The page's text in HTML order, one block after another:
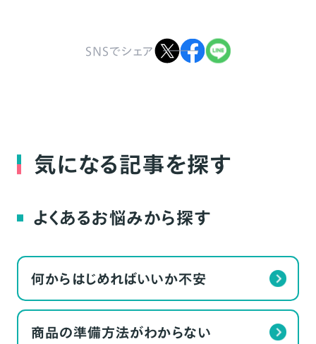
SNSでシェア
気になる記事を探す
よくあるお悩みから探す
何からはじめればいいか不安
商品の準備方法がわからない